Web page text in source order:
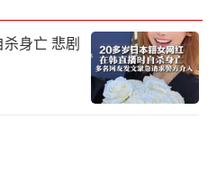
身亡 悲剧